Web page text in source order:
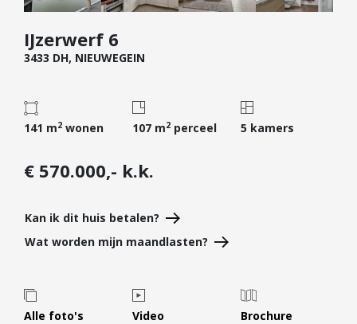
Diensten
Kopen
Verkopen
Verhuren
Taxeren
Projectontwikkelaars
Particulieren
Hypotheekadvies
IJzerwerf 6
3433 DH, NIEUWEGEIN
141 m2 wonen 107 m2perceel 5 kamers
€ 570.000,- k.k.
Kan ik dit huis betalen?
Wat worden mijn maandlasten?
Alle foto's Video Brochure